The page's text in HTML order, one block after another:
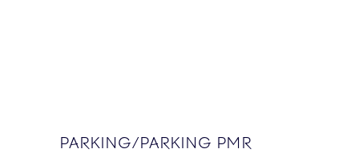
PARKING/PARKING PMR